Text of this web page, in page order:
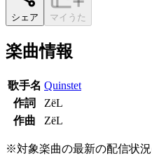
シェア マイうた
楽曲情報
歌手名 Quinstet
作詞
ZёL
作曲
ZёL
※対象楽曲の最新の配信状